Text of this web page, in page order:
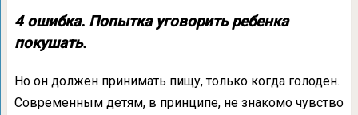
4 ошибка. Попытка уговорить ребенка
покушать.
Но он должен принимать пищу, только когда голоден.
Современным детям, в принципе, не знакомо чувство